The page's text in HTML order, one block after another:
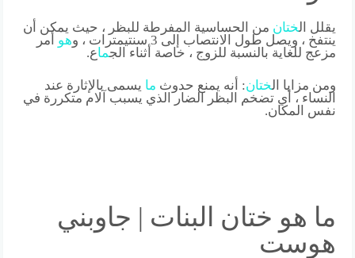
يقلل ال ختان من الحساسية المفرطة للبظر ، حيث يمكن أن
ينتفخ ، ويصل طول الانتصاب إلى 3 سنتيمترات ، و
هو أمر
مزعج للغاية بالنسبة للزوج ، خاصة أثناء الجما ع.
ومن مزايا ال ختان: أنه يمنع حدوث ما يسمى بالإثارة عند
النساء ، أي تضخم البظر الضار الذي يسبب آلام متكررة في
نفس المكان.
ما هو ختان البنات | جاوبني
هوست